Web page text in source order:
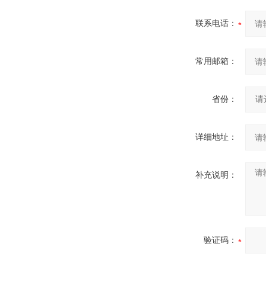
联系电话：
常用邮箱：
省份：
详细地址：
补充说明：
验证码：